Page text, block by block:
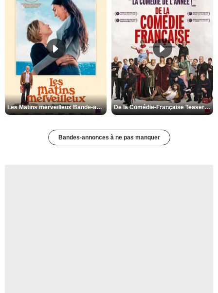
Les Matins merveilleux Bande-annonce VF De la Comédie-Française Teaser VF
Bandes-annonces à ne pas manquer